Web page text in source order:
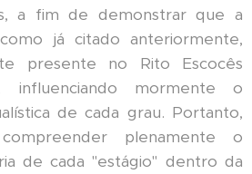
a fim de demonstrar que a
já citado anteriormente,
presente no Rito Escocês
mormente o
de cada grau. Portanto,
plenamente o
de cada "estágio" dentro da